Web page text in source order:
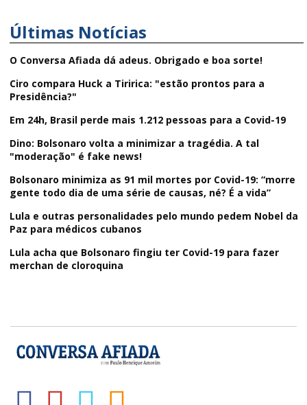
Últimas Notícias
O Conversa Afiada dá adeus. Obrigado e boa sorte!
Ciro compara Huck a Tiririca: "estão prontos para a
Presidência?"
Em 24h, Brasil perde mais 1.212 pessoas para a Covid-19
Dino: Bolsonaro volta a minimizar a tragédia. A tal
"moderação" é fake news!
Bolsonaro minimiza as 91 mil mortes por Covid-19: “morre
gente todo dia de uma série de causas, né? É a vida”
Lula e outras personalidades pelo mundo pedem Nobel da
Paz para médicos cubanos
Lula acha que Bolsonaro fingiu ter Covid-19 para fazer
merchan de cloroquina